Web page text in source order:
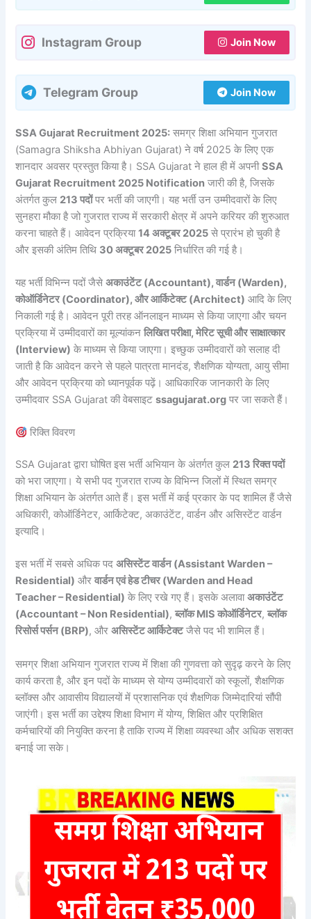
Instagram Group Join Now
Telegram Group Join Now
SSA Gujarat Recruitment 2025: समग्र शिक्षा अभियान गुजरात
(Samagra Shiksha Abhiyan Gujarat) ने वर्ष 2025 के लिए एक
शानदार अवसर प्रस्तुत किया है। SSA Gujarat ने हाल ही में अपनीSSA
Gujarat Recruitment 2025 Notification जारी की है, जिसके
अंतर्गत कुल 213 पदोंपर भर्ती की जाएगी। यह भर्ती उन उम्मीदवारों के लिए
सुनहरा मौका है जो गुजरात राज्य में सरकारी क्षेत्र में अपने करियर की शुरुआत
करना चाहते हैं। आवेदन प्रक्रिया14 अक्टूबर 2025 से प्रारंभ हो चुकी है
और इसकी अंतिम तिथि 30 अक्टूबर 2025 निर्धारित की गई है।
यह भर्ती विभिन्न पदों जैसेअकाउंटेंट (Accountant), वार्डन (Warden),
कोऑर्डिनेटर (Coordinator), और आर्किटेक्ट (Architect) आदि के लिए
निकाली गई है। आवेदन पूरी तरह ऑनलाइन माध्यम से किया जाएगा और चयन
प्रक्रिया में उम्मीदवारों का मूल्यांकनलिखित परीक्षा, मेरिट सूची और साक्षात्कार
(Interview) के माध्यम से किया जाएगा। इच्छुक उम्मीदवारों को सलाह दी
जाती है कि आवेदन करने से पहले पात्रता मानदंड, शैक्षणिक योग्यता, आयु सीमा
और आवेदन प्रक्रिया को ध्यानपूर्वक पढ़ें। आधिकारिक जानकारी के लिए
उम्मीदवार SSA Gujarat की वेबसाइटssagujarat.org पर जा सकते हैं।
रिक्ति विवरण
SSA Gujarat द्वारा घोषित इस भर्ती अभियान के अंतर्गत कुल 213 रिक्त पदों
को भरा जाएगा। ये सभी पद गुजरात राज्य के विभिन्न जिलों में स्थित समग्र
शिक्षा अभियान के अंतर्गत आते हैं। इस भर्ती में कई प्रकार के पद शामिल हैं जैसे
अधिकारी, कोऑर्डिनेटर, आर्किटेक्ट, अकाउंटेंट, वार्डन और असिस्टेंट वार्डन
इत्यादि।
इस भर्ती में सबसे अधिक पदअसिस्टेंट वार्डन (Assistant Warden –
Residential) औरवार्डन एवं हेड टीचर (Warden and Head
Teacher – Residential) के लिए रखे गए हैं। इसके अलावाअकाउंटेंट
(Accountant – Non Residential),ब्लॉक MIS कोऑर्डिनेटर,ब्लॉक
रिसोर्स पर्सन (BRP), औरअसिस्टेंट आर्किटेक्टजैसे पद भी शामिल हैं।
समग्र शिक्षा अभियान गुजरात राज्य में शिक्षा की गुणवत्ता को सुदृढ़ करने के लिए
कार्य करता है, और इन पदों के माध्यम से योग्य उम्मीदवारों को स्कूलों, शैक्षणिक
ब्लॉक्स और आवासीय विद्यालयों में प्रशासनिक एवं शैक्षणिक जिम्मेदारियां सौंपी
जाएंगी। इस भर्ती का उद्देश्य शिक्षा विभाग में योग्य, शिक्षित और प्रशिक्षित
कर्मचारियों की नियुक्ति करना है ताकि राज्य में शिक्षा व्यवस्था और अधिक सशक्त
बनाई जा सके।